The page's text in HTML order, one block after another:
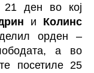
21 ден во кој
и Колинс
орден –
а во
посетиле 25